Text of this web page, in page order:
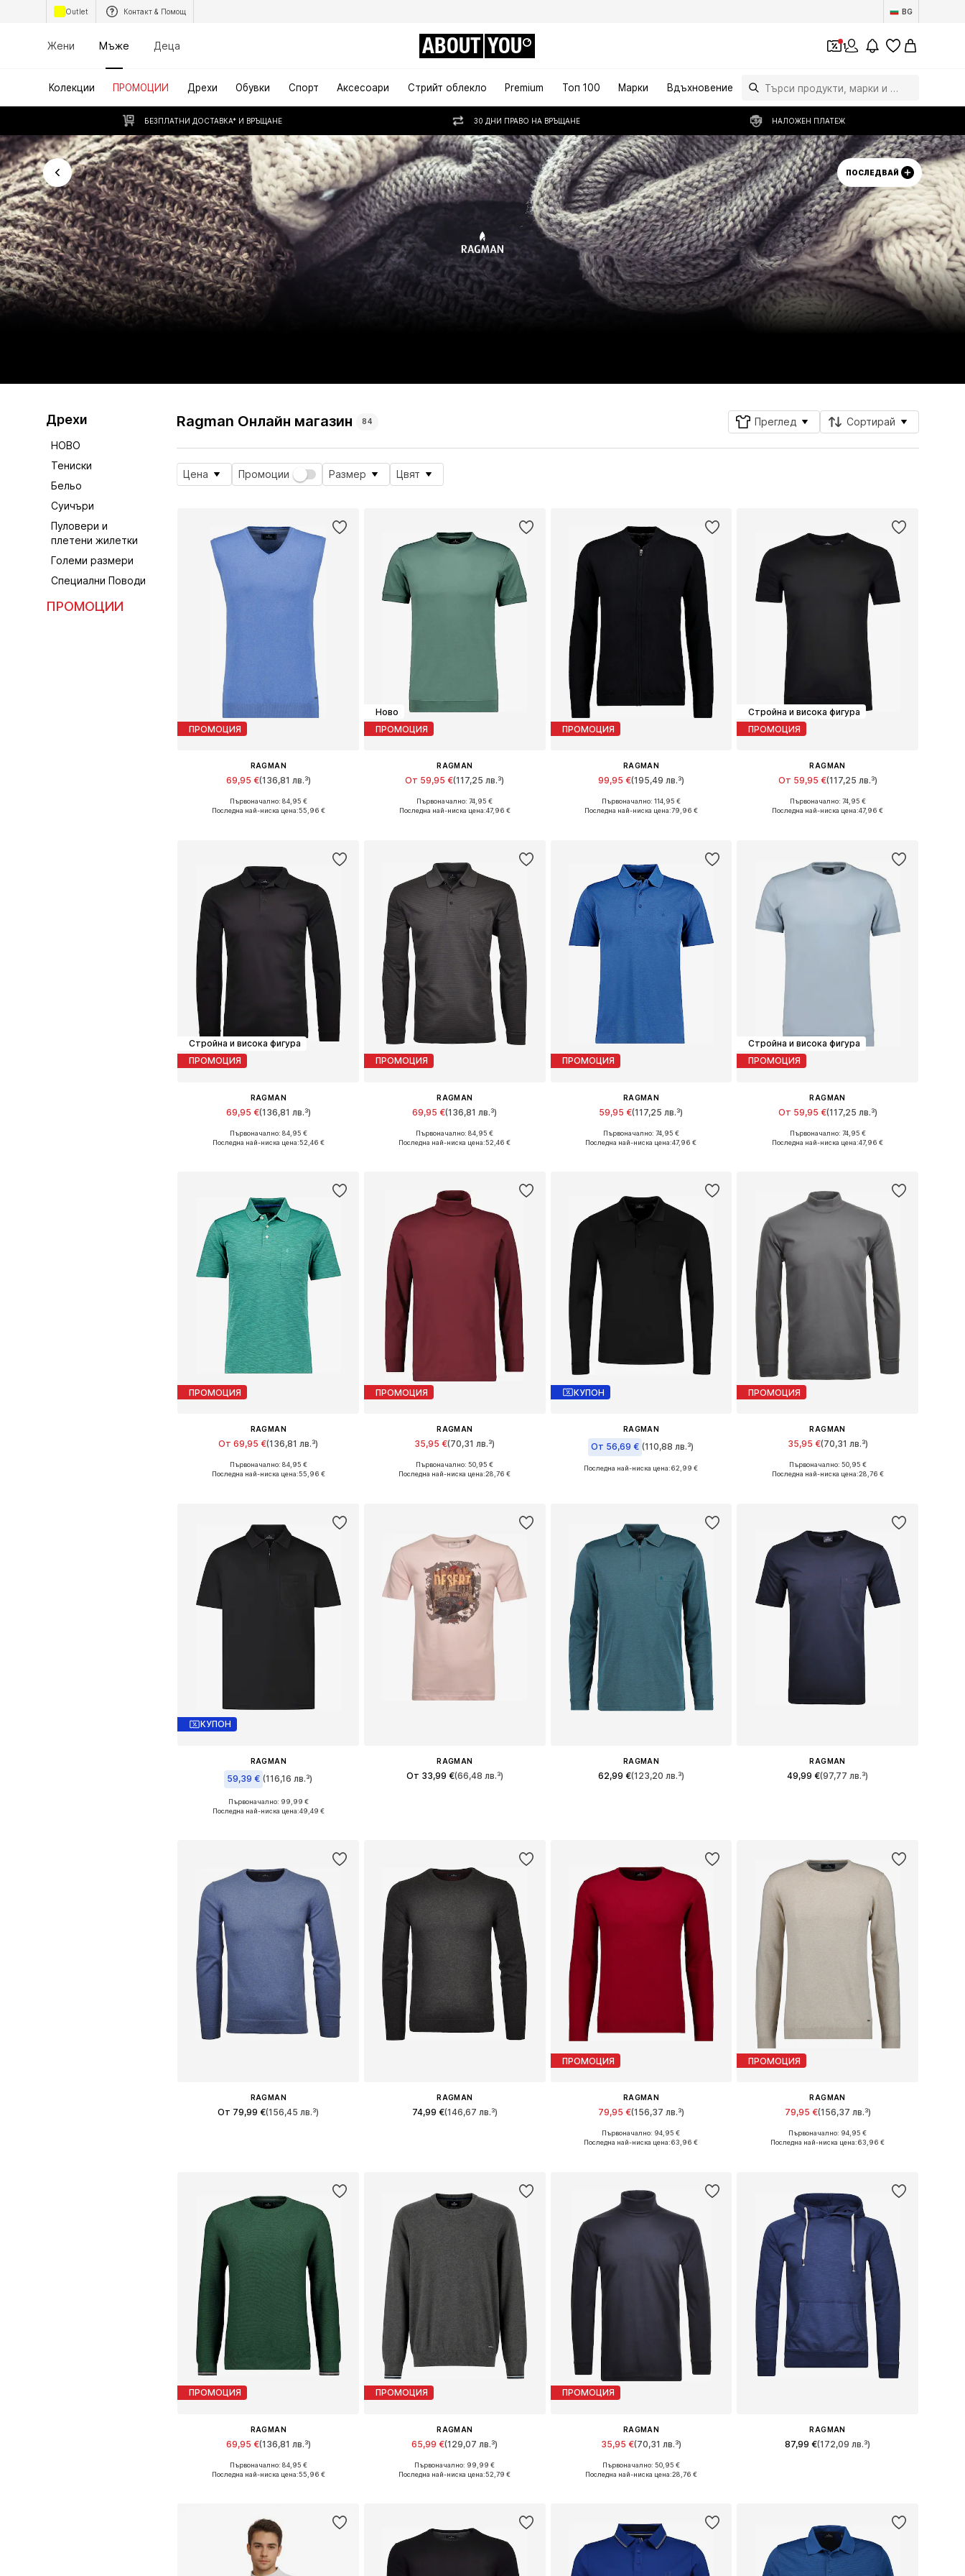
Outlet Контакт & Помощ BG
Жени Мъже Деца ABOUT YOU 1
Колекции ПРОМОЦИИ Дрехи Обувки Спорт Аксесоари Стрийт облекло Premium Топ 100 Марки Вдъхновение
БЕЗПЛАТНИ ДОСТАВКА* И ВРЪЩАНЕ 30 ДНИ ПРАВО НА ВРЪЩАНЕ НАЛОЖЕН ПЛАТЕЖ
ПОСЛЕДВАЙ
Дрехи
НОВО
Тениски
Бельо
Суичъри
Пуловери и
плетени жилетки
Големи размери
Специални Поводи
ПРОМОЦИИ
Ragman Онлайн магазин 84 Преглед Сортирай
Цена Промоции Размер Цвят
ПРОМОЦИЯ
RAGMAN
69,95 €(136,81 лв.³)
Налични размери: M, L, XL, XXL, XXXL
Първоначално: 84,95 €
Последна най-ниска цена:55,96 €
Ново
ПРОМОЦИЯ
RAGMAN
От 59,95 €(117,25 лв.³)
+ 1
Налични размери: M, L, XL, XXL, XXXL, 5XL
Първоначално: 74,95 €
Последна най-ниска цена:47,96 €
ПРОМОЦИЯ
RAGMAN
99,95 €(195,49 лв.³)
Налични размери: M, L, XL, XXL, XXXL
Първоначално: 114,95 €
Последна най-ниска цена:79,96 €
Стройна и висока фигура
ПРОМОЦИЯ
RAGMAN
От 59,95 €(117,25 лв.³)
Налични размери: M, L, XL, XXL, XXXL, 4XL
Първоначално: 74,95 €
Последна най-ниска цена:47,96 €
Стройна и висока фигура
ПРОМОЦИЯ
RAGMAN
69,95 €(136,81 лв.³)
Налични размери: M, L, XL, XXL
Първоначално: 84,95 €
Последна най-ниска цена:52,46 €
ПРОМОЦИЯ
RAGMAN
69,95 €(136,81 лв.³)
Налични размери: M, L, XL, XXL, XXXL
Първоначално: 84,95 €
Последна най-ниска цена:52,46 €
ПРОМОЦИЯ
RAGMAN
59,95 €(117,25 лв.³)
Налични размери: M, L, XL, XXL
Първоначално: 74,95 €
Последна най-ниска цена:47,96 €
Стройна и висока фигура
ПРОМОЦИЯ
RAGMAN
От 59,95 €(117,25 лв.³)
Налични размери: M, L, XL, XXL, XXXL, 4XL
Първоначално: 74,95 €
Последна най-ниска цена:47,96 €
ПРОМОЦИЯ
RAGMAN
От 69,95 €(136,81 лв.³)
Налични размери: M, L, XL, XXL, 4XL
Първоначално: 84,95 €
Последна най-ниска цена:55,96 €
ПРОМОЦИЯ
RAGMAN
35,95 €(70,31 лв.³)
Налични размери: M, L, XL, XXL
Първоначално: 50,95 €
Последна най-ниска цена:28,76 €
КУПОН
RAGMAN
От 56,69 € (110,88 лв.³)
Последна най-ниска цена:62,99 €
ПРОМОЦИЯ
RAGMAN
35,95 €(70,31 лв.³)
Налични размери: M, L, XL, XXXL
Първоначално: 50,95 €
Последна най-ниска цена:28,76 €
КУПОН
RAGMAN
59,39 € (116,16 лв.³)
Първоначално: 99,99 €
Последна най-ниска цена:49,49 €
RAGMAN
От 33,99 €(66,48 лв.³)
RAGMAN
62,99 €(123,20 лв.³)
RAGMAN
49,99 €(97,77 лв.³)
RAGMAN
От 79,99 €(156,45 лв.³)
RAGMAN
74,99 €(146,67 лв.³)
ПРОМОЦИЯ
RAGMAN
79,95 €(156,37 лв.³)
Налични размери: M, L, XL, XXL, XXXL
Първоначално: 94,95 €
Последна най-ниска цена:63,96 €
ПРОМОЦИЯ
RAGMAN
79,95 €(156,37 лв.³)
Налични размери: M, L, XL, XXL, XXXL
Първоначално: 94,95 €
Последна най-ниска цена:63,96 €
ПРОМОЦИЯ
RAGMAN
69,95 €(136,81 лв.³)
Налични размери: M, L, XL, XXL
Първоначално: 84,95 €
Последна най-ниска цена:55,96 €
ПРОМОЦИЯ
RAGMAN
65,99 €(129,07 лв.³)
Налични размери: M, L, XL, XXL
Първоначално: 99,99 €
Последна най-ниска цена:52,79 €
ПРОМОЦИЯ
RAGMAN
35,95 €(70,31 лв.³)
+1
Налични размери: M, L, XL, XXL
Първоначално: 50,95 €
Последна най-ниска цена:28,76 €
RAGMAN
87,99 €(172,09 лв.³)